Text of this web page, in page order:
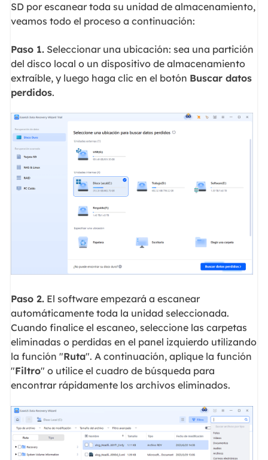
SD por escanear toda su unidad de almacenamiento,
veamos todo el proceso a continuación:
Paso 1.Seleccionar una ubicación: sea una partición
del disco local o un dispositivo de almacenamiento
extraíble, y luego haga clic en el botón Buscar datos
perdidos.
Paso 2.El software empezará a escanear
automáticamente toda la unidad seleccionada.
Cuando finalice el escaneo, seleccione las carpetas
eliminadas o perdidas en el panel izquierdo utilizando
la función "Ruta". A continuación, aplique la función
"Filtro" o utilice el cuadro de búsqueda para
encontrar rápidamente los archivos eliminados.